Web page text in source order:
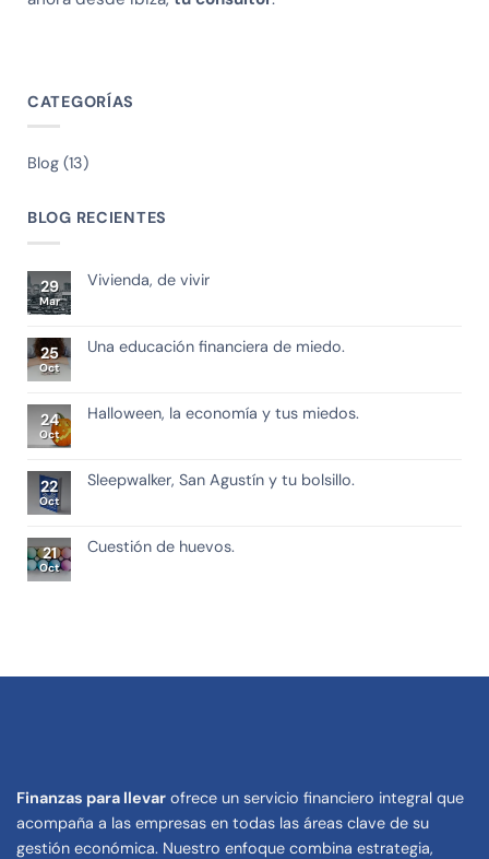
CATEGORÍAS
Blog (13)
BLOG RECIENTES
29
Mar
Vivienda, de vivir
25
Oct
Una educación financiera de miedo.
24
Oct
Halloween, la economía y tus miedos.
22
Oct
Sleepwalker, San Agustín y tu bolsillo.
21
Oct
Cuestión de huevos.
Finanzas para llevar ofrece un servicio financiero integral que
acompaña a las empresas en todas las áreas clave de su
gestión económica. Nuestro enfoque combina estrategia,